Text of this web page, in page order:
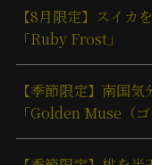
【8月限定】スイカ
「Ruby Frost」
【季節限定】南国
「Golden Muse（